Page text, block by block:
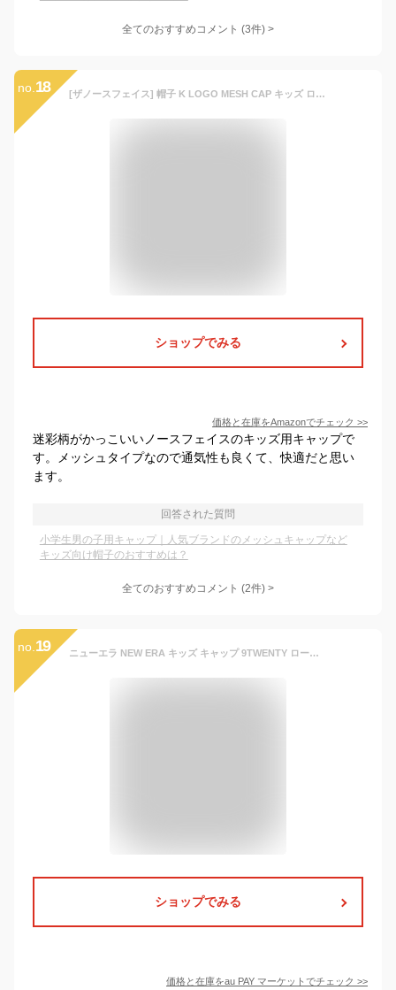
全てのおすすめコメント (3件) >
no. 18 [ザノースフェイス] 帽子 K LOGO MESH CAP キッズ ロゴメッシュキャップ NNJ01911 ウッドランド Kids Large
ショップでみる
価格と在庫をAmazonでチェック >>
迷彩柄がかっこいいノースフェイスのキッズ用キャップで
す。メッシュタイプなので通気性も良くて、快適だと思い
ます。
回答された質問
小学生男の子用キャップ｜人気ブランドのメッシュキャップなど
キッズ向け帽子のおすすめは？
全てのおすすめコメント (2件) >
no. 19 ニューエラ NEW ERA キッズ キャップ 9TWENTY ローキャップ 帽子 男の子 女の子
ショップでみる
価格と在庫をau PAY マーケット でチェック >>